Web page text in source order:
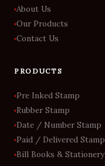
About Us
Our Products
Contact Us
PRODUCTS
Pre Inked Stamp
Rubber Stamp
Date / Number Stamp
Paid / Delivered Stamp
Bill Books & Stationery